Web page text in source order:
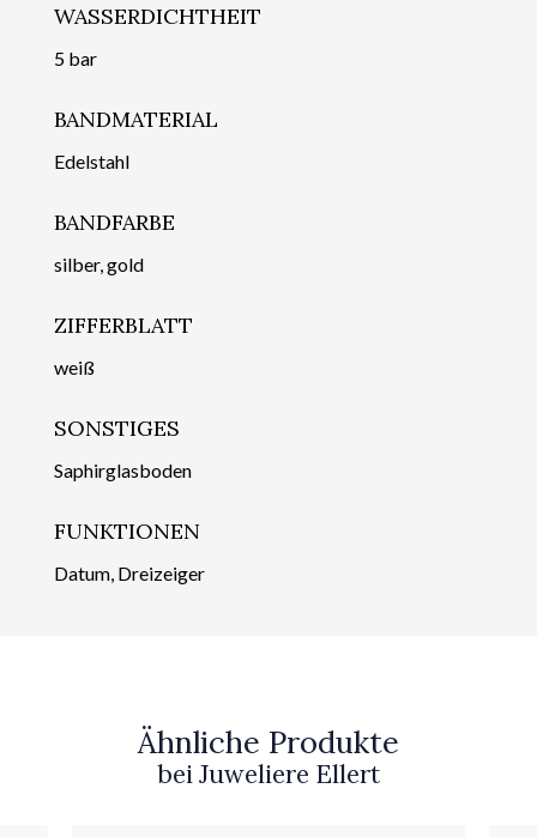
WASSERDICHTHEIT
5 bar
BANDMATERIAL
Edelstahl
BANDFARBE
silber, gold
ZIFFERBLATT
weiß
SONSTIGES
Saphirglasboden
FUNKTIONEN
Datum, Dreizeiger
Ähnliche Produkte
bei Juweliere Ellert